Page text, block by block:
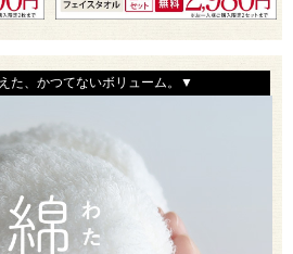
た、かつてないボリューム。▼